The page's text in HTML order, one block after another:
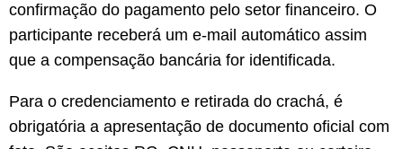
confirmação do pagamento pelo setor financeiro. O
participante receberá um e-mail automático assim
que a compensação bancária for identificada.
Para o credenciamento e retirada do crachá, é
obrigatória a apresentação de documento oficial com